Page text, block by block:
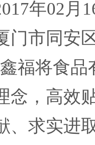
年02月
门市同安
福将食
念，高效
、求实进